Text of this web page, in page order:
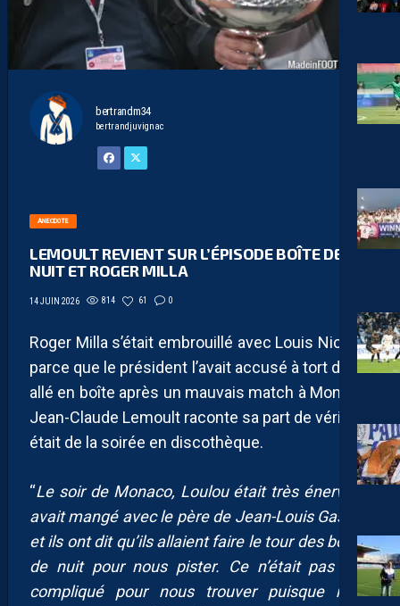
bertrandm34
bertrandjuvignac
ANECDOTE
LEMOULT REVIENT SUR L’ÉPISODE BOÎTE DE
NUIT ET ROGER MILLA
14 JUIN 2026 814 61 0
Roger Milla s’était embrouillé avec Louis Nicollin
parce que le président l’avait accusé à tort d’être
allé en boîte après un mauvais match à Monaco.
Jean-Claude Lemoult raconte sa part de vérité. Il
était de la soirée en discothèque.
“Le soir de Monaco, Loulou était très énervé. Il
avait mangé avec le père de Jean-Louis Gasset,
et ils ont dit qu’ils allaient faire le tour des boîtes
de nuit pour nous pister. Ce n’était pas très
compliqué pour nous trouver puisque nous